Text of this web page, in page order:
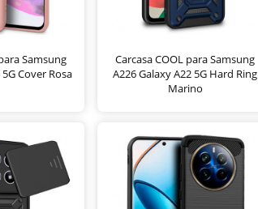
Samsung
Cover Rosa
Carcasa COOL para Samsung
A226 Galaxy A22 5G Hard Ring
Marino